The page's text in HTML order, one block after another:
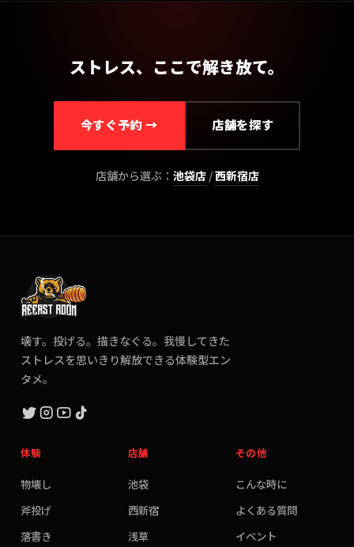
ストレス、ここで解き放て。
今すぐ予約 → 店舗を探す
店舗から選ぶ： 池袋店/西新宿店
壊す。投げる。描きなぐる。我慢してきた
ストレスを思いきり解放できる体験型エン
タメ。
体験
物壊し
斧投げ
落書き
店舗
池袋
西新宿
浅草
その他
こんな時に
よくある質問
イベント